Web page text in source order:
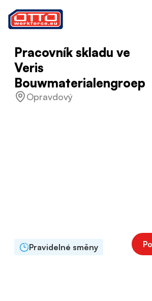
Pracovník skladu ve
Veris
Bouwmaterialengroep
Opravdový
Pravidelné směny